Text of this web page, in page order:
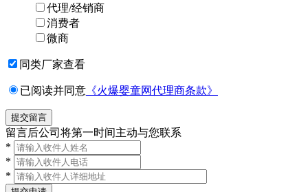
代理/经销商
消费者
微商
同类厂家查看
已阅读并同意 《火爆婴童网代理商条款》
留言后公司将第一时间主动与您联系
*
*
*